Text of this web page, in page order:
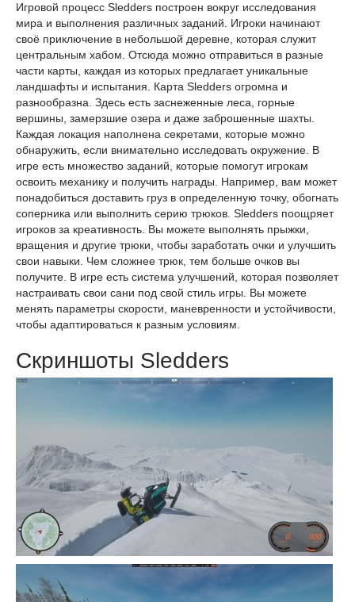
Игровой процесс Sledders построен вокруг исследования
мира и выполнения различных заданий. Игроки начинают
своё приключение в небольшой деревне, которая служит
центральным хабом. Отсюда можно отправиться в разные
части карты, каждая из которых предлагает уникальные
ландшафты и испытания. Карта Sledders огромна и
разнообразна. Здесь есть заснеженные леса, горные
вершины, замерзшие озера и даже заброшенные шахты.
Каждая локация наполнена секретами, которые можно
обнаружить, если внимательно исследовать окружение. В
игре есть множество заданий, которые помогут игрокам
освоить механику и получить награды. Например, вам может
понадобиться доставить груз в определенную точку, обогнать
соперника или выполнить серию трюков. Sledders поощряет
игроков за креативность. Вы можете выполнять прыжки,
вращения и другие трюки, чтобы заработать очки и улучшить
свои навыки. Чем сложнее трюк, тем больше очков вы
получите. В игре есть система улучшений, которая позволяет
настраивать свои сани под свой стиль игры. Вы можете
менять параметры скорости, маневренности и устойчивости,
чтобы адаптироваться к разным условиям.
Скриншоты Sledders